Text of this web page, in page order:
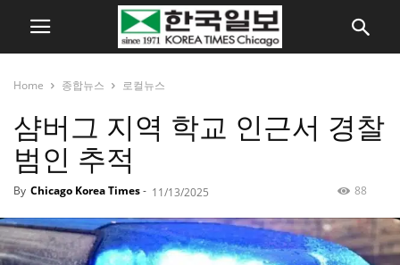
Home 종합뉴스 로컬뉴스
샴버그 지역 학교 인근서 경찰
범인 추적
By Chicago Korea Times- 11/13/2025 88